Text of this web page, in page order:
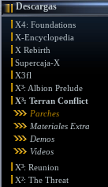
Descargas
X4: Foundations
X-Encyclopedia
X Rebirth
Supercaja-X
X3fl
X³: Albion Prelude
X³: Terran Conflict
Parches
Materiales Extra
Demos
Videos
X³: Reunion
X²: The Threat